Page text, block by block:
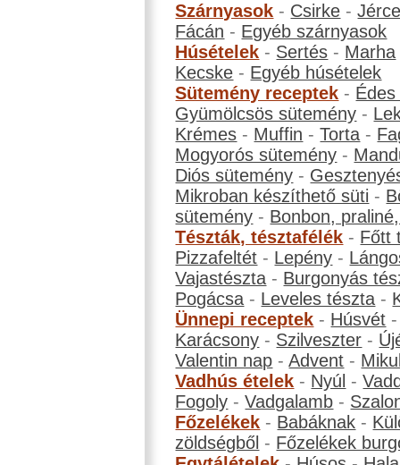
Szárnyasok - Csirke -
Fácán - Egyéb szárnyasok
Húsételek - Sertés - Marha
Kecske - Egyéb húsételek
Sütemény receptek -
Gyümölcsös sütemény -
Krémes - Muffin -Torta -
Mogyorós sütemény -
Diós sütemény -
Mikroban készíthető süti -
sütemény - Bonbon,
Tészták, tésztafélék - Főtt
Pizzafeltét - Lepény -
Vajastészta - Burgonyás
Pogácsa - Leveles tészta -
Ünnepi receptek - Húsvét
Karácsony - Szilveszter -
Valentin nap -Advent -
Vadhús ételek - Nyúl -
Fogoly -Vadgalamb -
Főzelékek - Babáknak -
zöldségből - Főzelékek